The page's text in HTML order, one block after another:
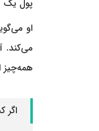
پول یک
او
می‌کند.
همه‌چیز
اگر